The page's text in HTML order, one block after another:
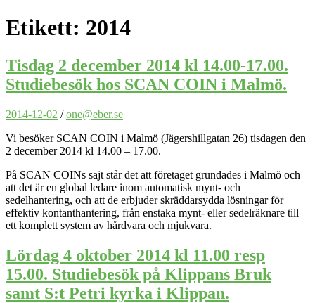
Etikett: 2014
Tisdag 2 december 2014 kl 14.00-17.00.
Studiebesök hos SCAN COIN i Malmö.
2014-12-02 /one@eber.se
Vi besöker SCAN COIN i Malmö (Jägershillgatan 26) tisdagen den
2 december 2014 kl 14.00 – 17.00.
På SCAN COINs sajt står det att företaget grundades i Malmö och
att det är en global ledare inom automatisk mynt- och
sedelhantering, och att de erbjuder skräddarsydda lösningar för
effektiv kontanthantering, från enstaka mynt- eller sedelräknare till
ett komplett system av hårdvara och mjukvara.
Lördag 4 oktober 2014 kl 11.00 resp
15.00. Studiebesök på Klippans Bruk
samt S:t Petri kyrka i Klippan.